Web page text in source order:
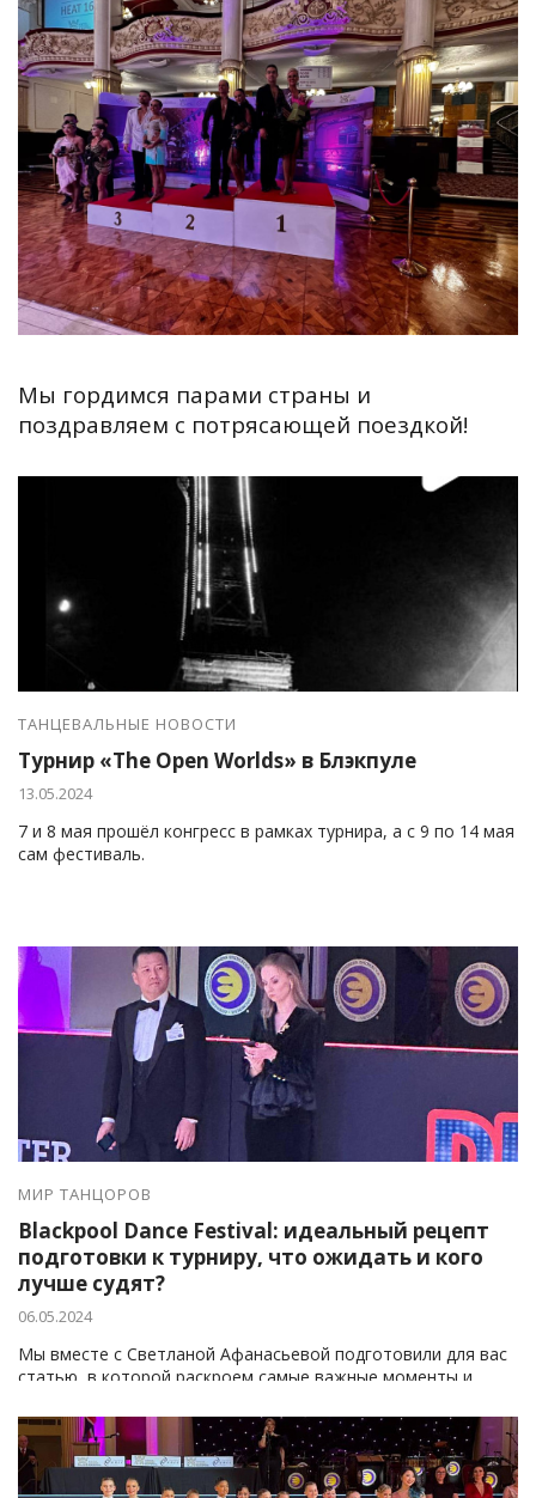
Мы гордимся парами страны и
поздравляем с потрясающей поездкой!
ТАНЦЕВАЛЬНЫЕ НОВОСТИ
Турнир «The Open Worlds» в Блэкпуле
13.05.2024
7 и 8 мая прошёл конгресс в рамках турнира, а с 9 по 14 мая
сам фестиваль.
МИР ТАНЦОРОВ
Blackpool Dance Festival: идеальный рецепт
подготовки к турниру, что ожидать и кого
лучше судят?
06.05.2024
Мы вместе с Светланой Афанасьевой подготовили для вас
статью, в которой раскроем самые важные моменты и
на Блэкпуле, но и на любых других турнирах.